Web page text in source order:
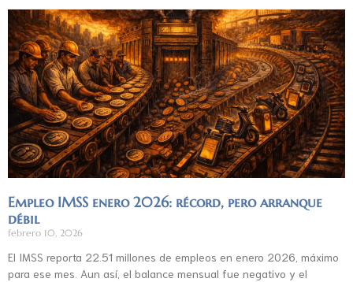
Empleo IMSS enero 2026: récord, pero arranque
débil
febrero 10, 2026
El IMSS reporta 22.51 millones de empleos en enero 2026, máximo
para ese mes. Aun así, el balance mensual fue negativo y el